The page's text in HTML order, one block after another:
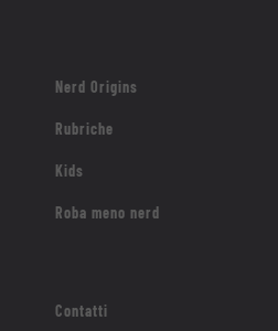
Nerd Origins
Rubriche
Kids
Roba meno nerd
Contatti